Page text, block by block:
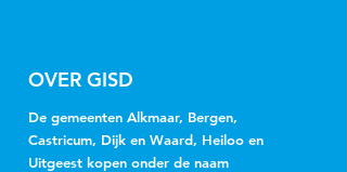
OVER GISD
De gemeenten Alkmaar, Bergen,
Castricum, Dijk en Waard, Heiloo en
Uitgeest kopen onder de naam